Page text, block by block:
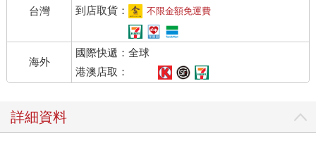
台灣
到店取貨：
不限金額免運費
海外
國際快遞：全球
港澳店取：
詳細資料